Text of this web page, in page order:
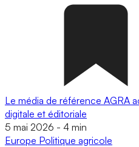
Le média de référence AGRA
digitale et éditoriale
5 mai 2026 - 4 min
Europe Politique agricole